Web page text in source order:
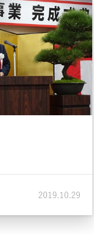
2019.10.29